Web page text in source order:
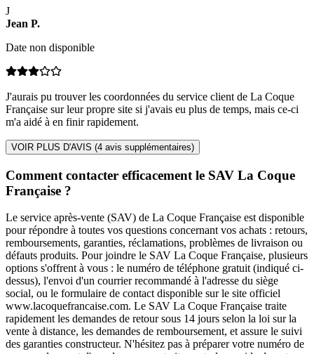
J
Jean P.
Date non disponible
J'aurais pu trouver les coordonnées du service client de La Coque
Française sur leur propre site si j'avais eu plus de temps, mais ce-ci
m'a aidé à en finir rapidement.
VOIR PLUS D'AVIS (4 avis supplémentaires)
Comment contacter efficacement le SAV La Coque
Française ?
Le service après-vente (SAV) de La Coque Française est disponible
pour répondre à toutes vos questions concernant vos achats : retours,
remboursements, garanties, réclamations, problèmes de livraison ou
défauts produits. Pour joindre le SAV La Coque Française, plusieurs
options s'offrent à vous : le numéro de téléphone gratuit (indiqué ci-
dessus), l'envoi d'un courrier recommandé à l'adresse du siège
social, ou le formulaire de contact disponible sur le site officiel
www.lacoquefrancaise.com. Le SAV La Coque Française traite
rapidement les demandes de retour sous 14 jours selon la loi sur la
vente à distance, les demandes de remboursement, et assure le suivi
des garanties constructeur. N'hésitez pas à préparer votre numéro de